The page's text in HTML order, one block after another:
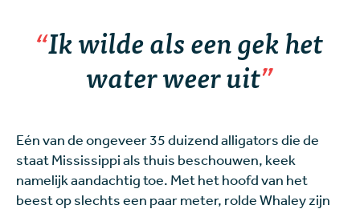
Ik wilde als een gek het
water weer uit
Eén van de ongeveer 35 duizend alligators die de
staat Mississippi als thuis beschouwen, keek
namelijk aandachtig toe. Met het hoofd van het
beest op slechts een paar meter, rolde Whaley zijn